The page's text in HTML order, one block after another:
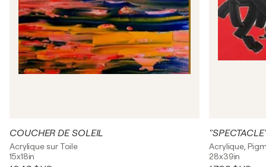
COUCHER DE SOLEIL
Acrylique sur Toile
15x18in
Acrylique,
28x39in